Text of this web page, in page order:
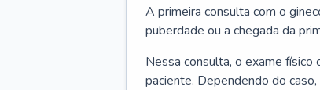
A primeira consulta com o
puberdade ou a chegada da
Nessa consulta, o exame físico
paciente. Dependendo do